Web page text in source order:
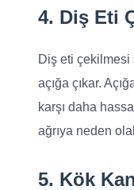
4. Diş Eti
Diş eti
açığa çıkar.
karşı daha
ağrıya neden
5. Kök